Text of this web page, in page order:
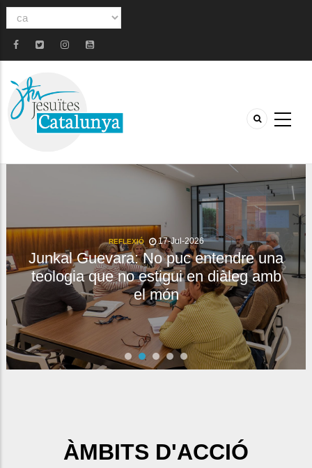
Select
language
REFLEXIÓ 17-Jul-2026
Junkal Guevara: No puc entendre una
teologia que no estigui en diàleg amb
el món
ÀMBITS D'ACCIÓ